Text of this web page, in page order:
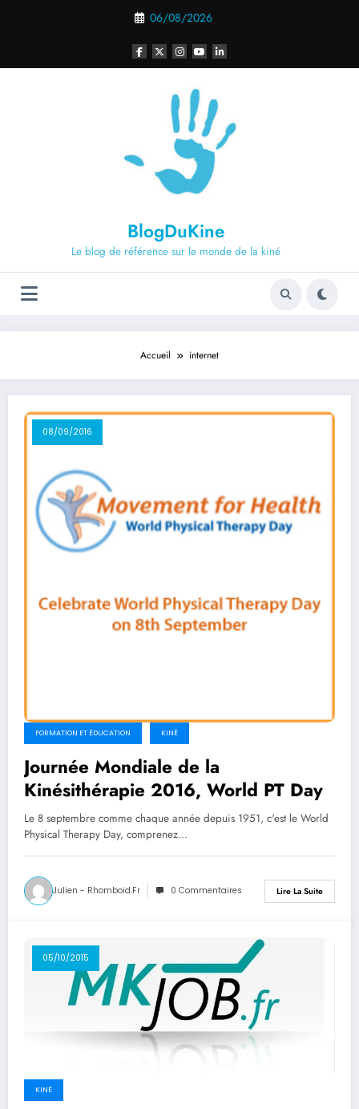
06/08/2026
BlogDuKine
Le blog de référence sur le monde de la kiné
Accueil internet
08/09/2016
FORMATION ET ÉDUCATION KINÉ
Journée Mondiale de la
Kinésithérapie 2016, World PT Day
Le 8 septembre comme chaque année depuis 1951, c'est le World
Physical Therapy Day, comprenez…
Julien - Rhomboid.fr 0 Commentaires Lire La Suite
05/10/2015
KINÉ